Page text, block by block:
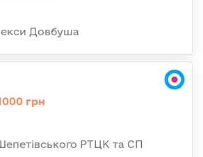
Довбуша
грн
РТЦК та СП